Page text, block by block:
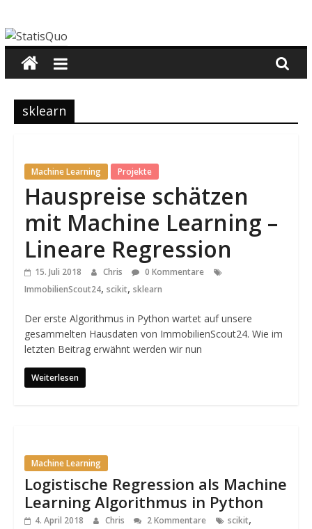
Inhalt
springen
StatisQuo
Data
Science
Machine
Learning
Python
sklearn
Machine Learning Projekte
Hauspreise schätzen
mit Machine Learning –
Lineare Regression
15. Juli 2018 Chris
0 Kommentare
ImmobilienScout24, scikit, sklearn
Der erste Algorithmus in Python wartet auf unsere
gesammelten Hausdaten von ImmobilienScout24. Wie im
letzten Beitrag erwähnt werden wir nun
Weiterlesen
Machine Learning
Logistische Regression als Machine
Learning Algorithmus in Python
4. April 2018 Chris 2 Kommentare scikit,